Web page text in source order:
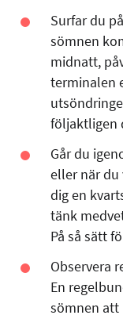
Surfar du
sömnen
midnatt,
terminalen
följaktligen
Går du
eller när du
dig en
tänk
På så sätt
Observera
En
sömnen att